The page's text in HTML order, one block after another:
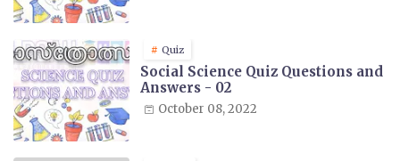
Quiz
Social Science Quiz Questions and
Answers - 02
October 08, 2022